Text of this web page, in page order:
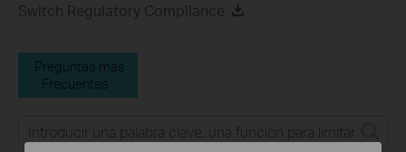
Switch Regulatory Compliance
Preguntas más
Frecuentes